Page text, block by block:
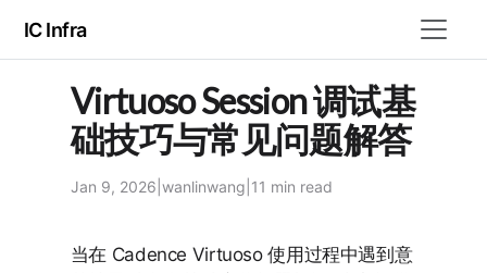
IC Infra
Virtuoso Session 调试基
础技巧与常见问题解答
Jan 9, 2026 wanlinwang 11 min read
当在 Cadence Virtuoso 使用过程中遇到意